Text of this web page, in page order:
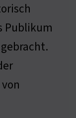
Publikum